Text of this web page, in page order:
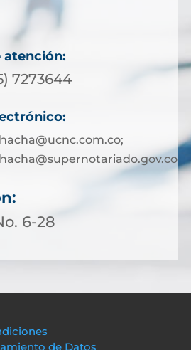
atención:
7273644
6-28
de Datos